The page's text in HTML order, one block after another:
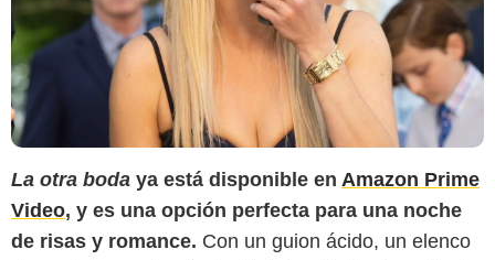
La otra boda ya está disponible en Amazon Prime
Video, y es una opción perfecta para una noche
de risas y romance. Con un guion ácido, un elenco